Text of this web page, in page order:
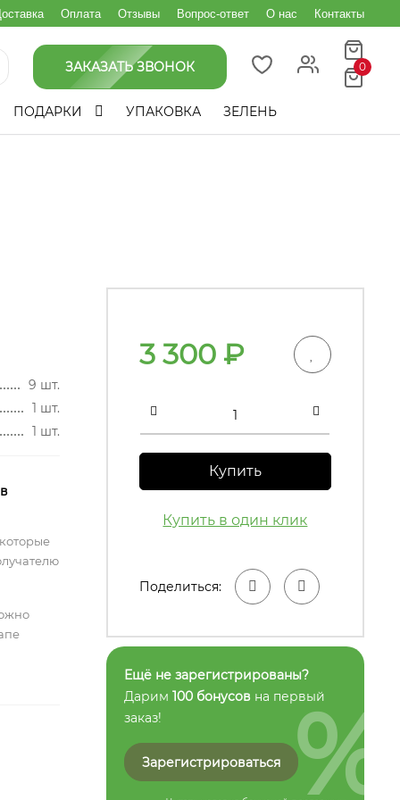
Оплата Отзывы Вопрос-ответ О нас Контакты
ЗАКАЗАТЬ ЗВОНОК 0
ПОДАРКИ УПАКОВКА ЗЕЛЕНЬ
9 шт.
1 шт.
1 шт.
3 300₽
Купить
Купить в один клик
Поделиться:
Ещё не зарегистрированы?
Дарим 100 бонусов на первый
заказ!
Зарегистрироваться %